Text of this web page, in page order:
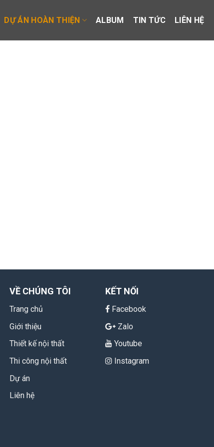
DỰ ÁN HOÀN THIỆN ALBUM TIN TỨC LIÊN HỆ
VỀ CHÚNG TÔI
Trang chủ
Giới thiệu
Thiết kế nội thất
Thi công nội thất
Dự án
Liên hệ
KẾT NỐI
Facebook
Zalo
Youtube
Instagram